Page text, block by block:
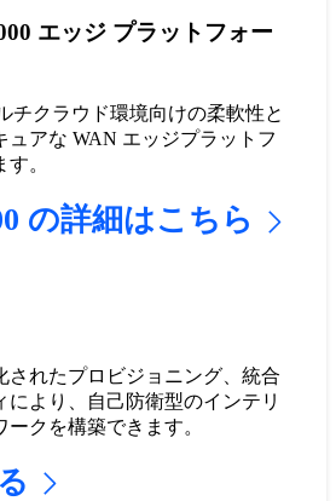
エッジ プラットフォー
チクラウド環境向けの柔軟性と
ュアな WAN エッジプラットフ
。
の詳細はこちら
されたプロビジョニング、統合
により、自己防衛型のインテリ
クを構築できます。